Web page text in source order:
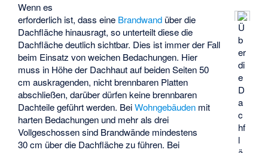
Ü
b
er
di
e
D
a
c
hf
l
Wenn es
erforderlich ist, dass eine Brandwand über die
Dachfläche hinausragt, so unterteilt diese die
Dachfläche deutlich sichtbar. Dies ist immer der Fall
beim Einsatz von weichen Bedachungen. Hier
muss in Höhe der Dachhaut auf beiden Seiten 50
cm auskragenden, nicht brennbaren Platten
abschließen, darüber dürfen keine brennbaren
Dachteile geführt werden. BeiWohngebäuden mit
harten Bedachungen und mehr als drei
Vollgeschossen sind Brandwände mindestens
30 cm über die Dachfläche zu führen. Bei